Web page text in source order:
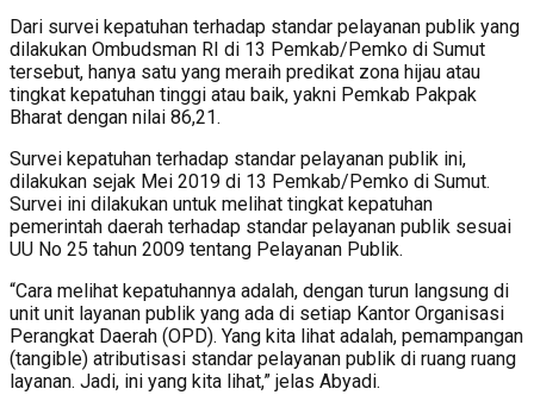
Dari survei kepatuhan terhadap standar pelayanan publik yang
dilakukan Ombudsman RI di 13 Pemkab/Pemko di Sumut
tersebut, hanya satu yang meraih predikat zona hijau atau
tingkat kepatuhan tinggi atau baik, yakni Pemkab Pakpak
Bharat dengan nilai 86,21.
Survei kepatuhan terhadap standar pelayanan publik ini,
dilakukan sejak Mei 2019 di 13 Pemkab/Pemko di Sumut.
Survei ini dilakukan untuk melihat tingkat kepatuhan
pemerintah daerah terhadap standar pelayanan publik sesuai
UU No 25 tahun 2009 tentang Pelayanan Publik.
“Cara melihat kepatuhannya adalah, dengan turun langsung di
unit unit layanan publik yang ada di setiap Kantor Organisasi
Perangkat Daerah (OPD). Yang kita lihat adalah, pemampangan
(tangible) atributisasi standar pelayanan publik di ruang ruang
layanan. Jadi, ini yang kita lihat,” jelas Abyadi.